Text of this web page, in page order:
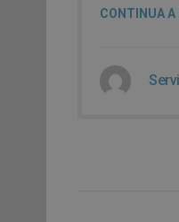
CONTINUA A